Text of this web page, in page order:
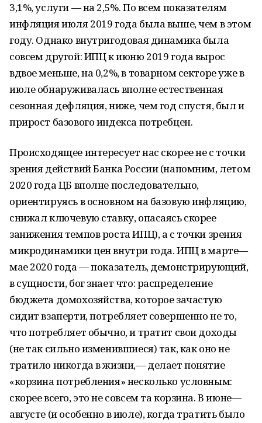
3,1%, услуги — на 2,5%. По всем показателям
инфляция июля 2019 года была выше, чем в этом
году. Однако внутригодовая динамика была
совсем другой: ИПЦ к июню 2019 года вырос
вдвое меньше, на 0,2%, в товарном секторе уже в
июле обнаруживалась вполне естественная
сезонная дефляция, ниже, чем год спустя, был и
прирост базового индекса потребцен.
Происходящее интересует нас скорее не с точки
зрения действий Банка России (напомним, летом
2020 года ЦБ вполне последовательно,
ориентируясь в основном на базовую инфляцию,
снижал ключевую ставку, опасаясь скорее
занижения темпов роста ИПЦ), а с точки зрения
микродинамики цен внутри года. ИПЦ в марте—
мае 2020 года — показатель, демонстрирующий,
в сущности, бог знает что: распределение
бюджета домохозяйства, которое зачастую
сидит взаперти, потребляет совершенно не то,
что потребляет обычно, и тратит свои доходы
(не так сильно изменившиеся) так, как оно не
тратило никогда в жизни,— делает понятие
«корзина потребления» несколько условным:
скорее всего, это не совсем та корзина. В июне—
августе (и особенно в июле), когда тратить было